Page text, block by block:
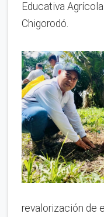
Educativa
Chigorodó.
revalorización de